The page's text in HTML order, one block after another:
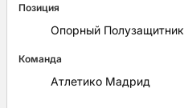
Позиция
Опорный Полузащитник
Команда
Атлетико Мадрид